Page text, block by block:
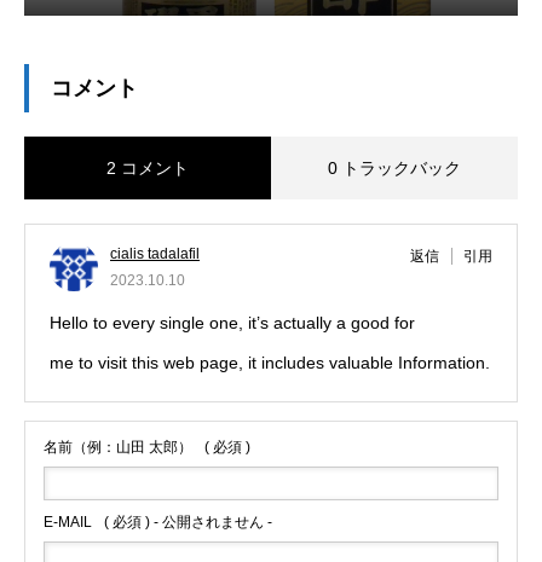
コメント
2 コメント 0 トラックバック
cialis tadalafil
2023.10.10
返信 引用
Hello to every single one, it’s actually a good for
me to visit this web page, it includes valuable Information.
名前（例：山田 太郎） ( 必須 )
E-MAIL ( 必須 ) - 公開されません -